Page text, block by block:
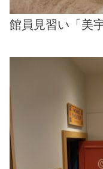
館員見習い「美